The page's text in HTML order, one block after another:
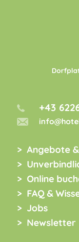
+43
Angebote
Online
FAQ &
Jobs
Newsletter